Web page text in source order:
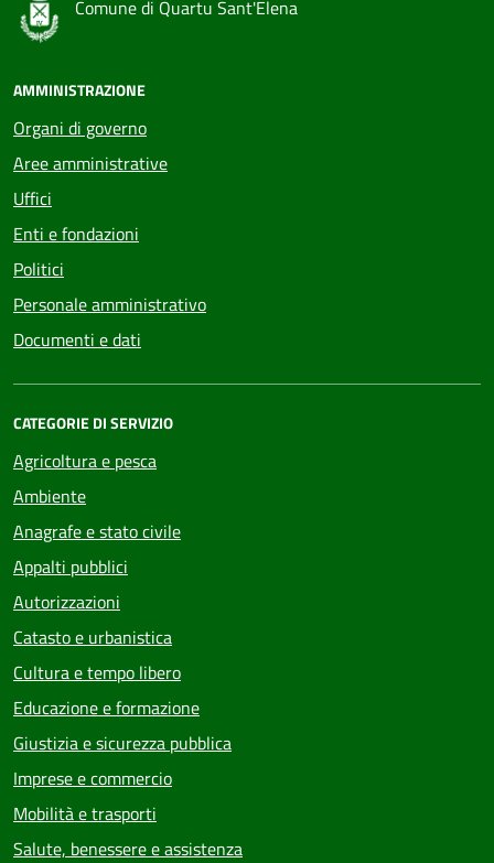
Comune di Quartu Sant'Elena
AMMINISTRAZIONE
Organi di governo
Aree amministrative
Uffici
Enti e fondazioni
Politici
Personale amministrativo
Documenti e dati
CATEGORIE DI SERVIZIO
Agricoltura e pesca
Ambiente
Anagrafe e stato civile
Appalti pubblici
Autorizzazioni
Catasto e urbanistica
Cultura e tempo libero
Educazione e formazione
Giustizia e sicurezza pubblica
Imprese e commercio
Mobilità e trasporti
Salute, benessere e assistenza